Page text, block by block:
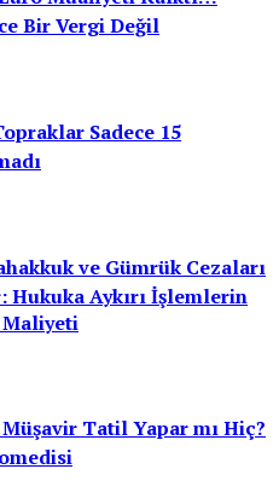
Bir Vergi Değil
Sadece 15
ve Gümrük Cezaları
Hukuka Aykırı İşlemlerin
Maliyeti
Tatil Yapar mı Hiç?